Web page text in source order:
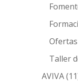
Taller
AVIVA